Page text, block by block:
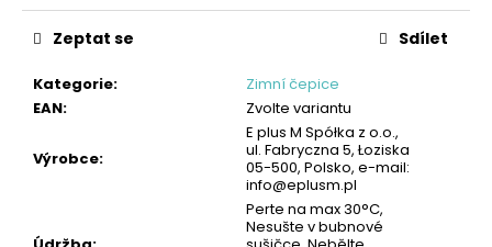
Kategorie:
Zimní čepice
EAN: Zvolte variantu
Výrobce:
E plus M Spółka z o.o.,
ul. Fabryczna 5, Łoziska
05-500, Polsko, e-mail:
info@eplusm.pl
Perte na max 30°C,
Nesušte v bubnové
Zeptat se Sdílet
j
e
e
PÁNSKÉ
PONOŽKY,
ČERNÁ/